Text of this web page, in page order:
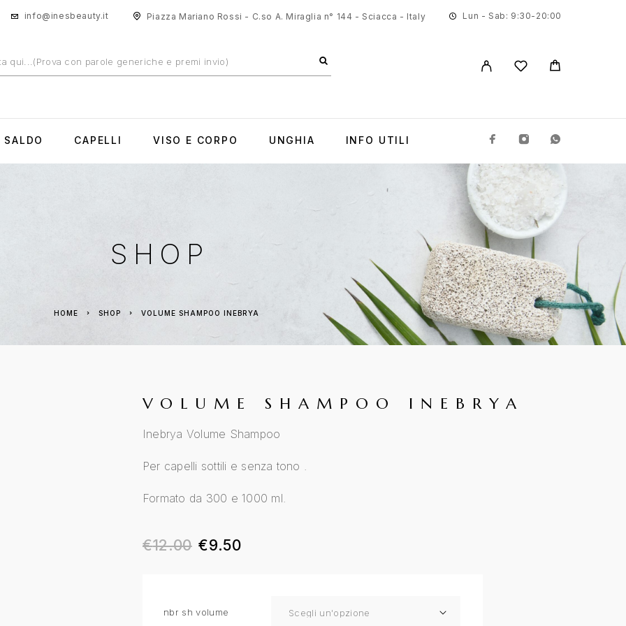
info@inesbeauty.it Piazza Mariano Rossi - C.so A. Miraglia n° 144 - Sciacca - Italy Lun - Sab: 9:30-20:00
CAPELLI VISO E CORPO UNGHIA INFO UTILI
SHOP
HOME SHOP VOLUME SHAMPOO INEBRYA
VOLUME SHAMPOO INEBRYA
Inebrya Volume Shampoo
Per capelli sottili e senza tono .
Formato da 300 e 1000 ml.
€12.00 €9.50
nbr sh volume